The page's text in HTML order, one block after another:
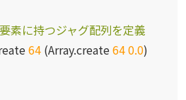
素に持つジャグ配列を定義
64 (Array.create640.0)